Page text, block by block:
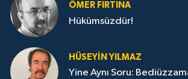
ÖMER FIRTINA
Hükümsüzdür!
HÜSEYIN YILMAZ
Yine Aynı Soru: